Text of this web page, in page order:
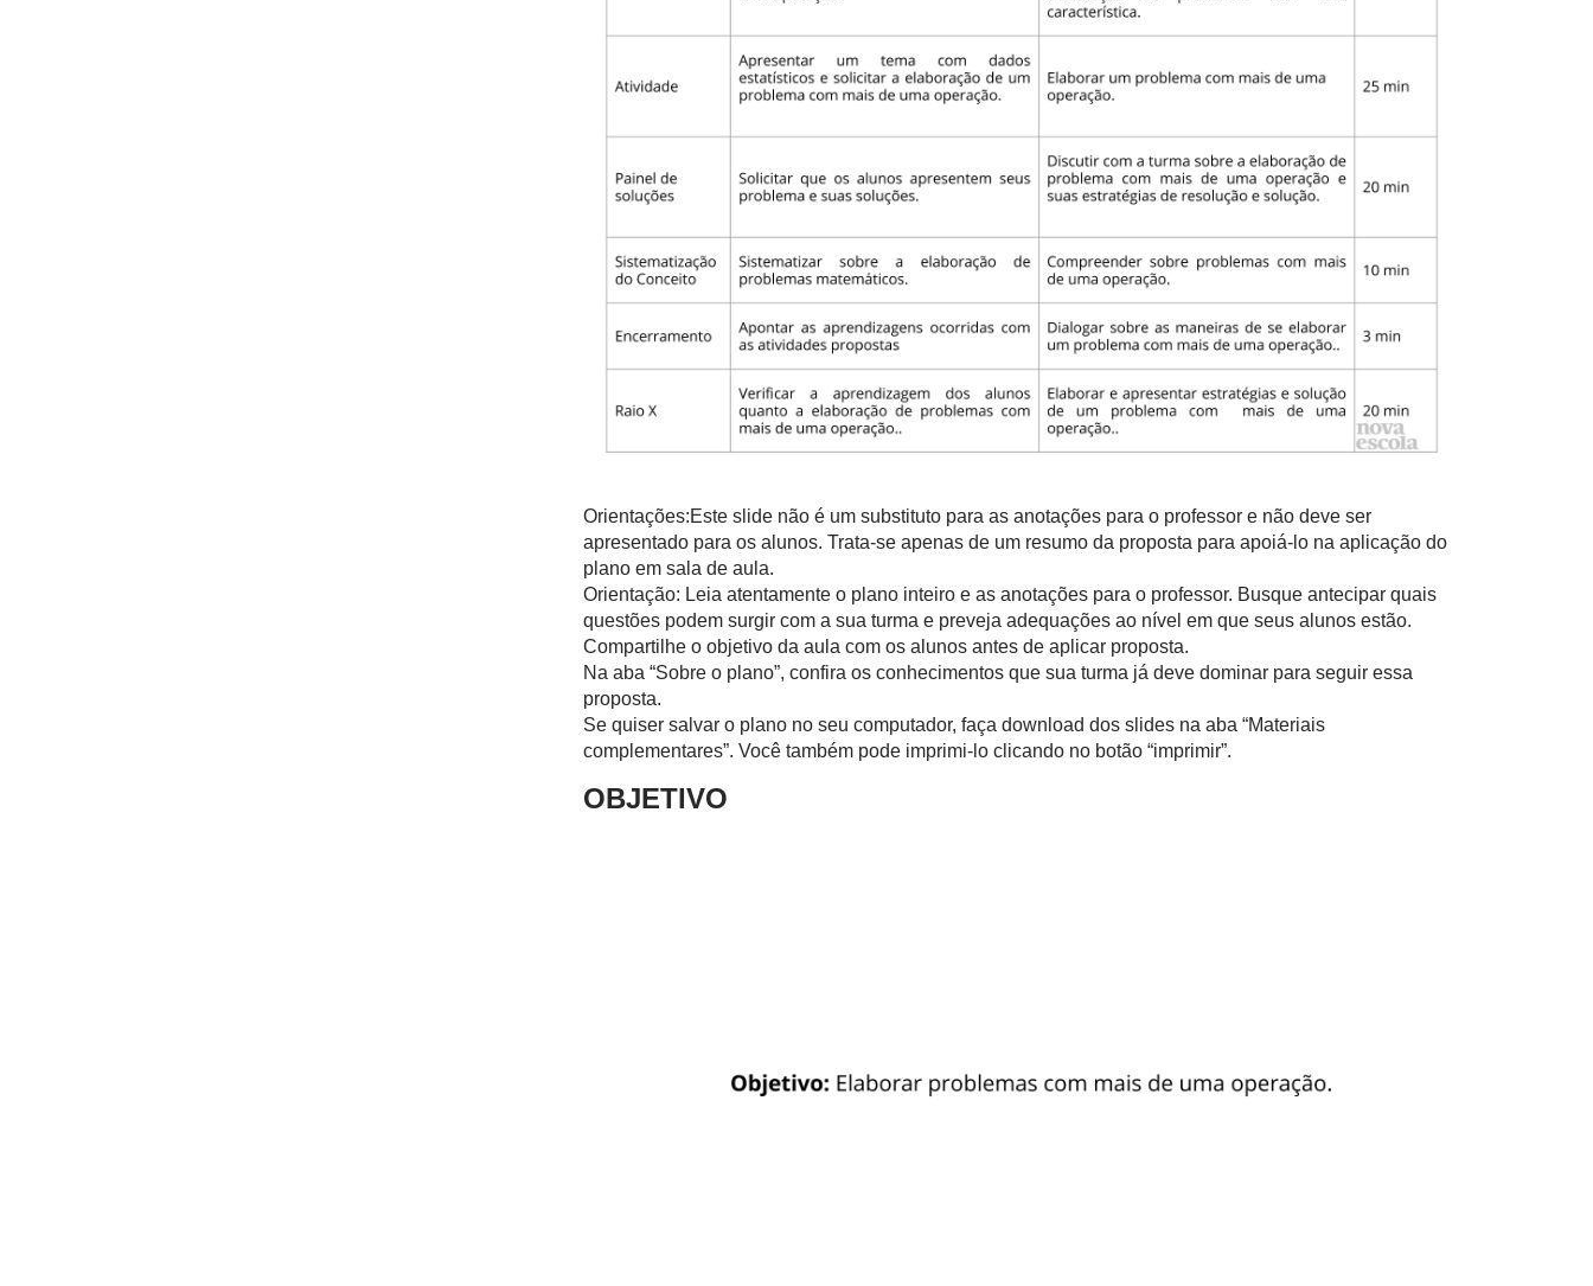
Orientações:Este slide não é um substituto para as anotações para o professor e não deve ser
apresentado para os alunos. Trata-se apenas de um resumo da proposta para apoiá-lo na aplicação do
plano em sala de aula.
Orientação: Leia atentamente o plano inteiro e as anotações para o professor. Busque antecipar quais
questões podem surgir com a sua turma e preveja adequações ao nível em que seus alunos estão.
Compartilhe o objetivo da aula com os alunos antes de aplicar proposta.
Na aba “Sobre o plano”, confira os conhecimentos que sua turma já deve dominar para seguir essa
proposta.
Se quiser salvar o plano no seu computador, faça download dos slides na aba “Materiais
complementares”. Você também pode imprimi-lo clicando no botão “imprimir”.
OBJETIVO